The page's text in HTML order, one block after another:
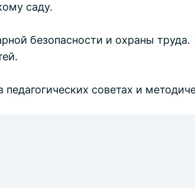
саду.
безопасности и охраны труда.
советах и